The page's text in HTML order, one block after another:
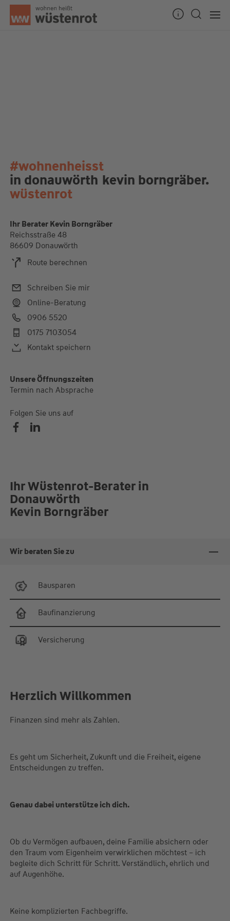
#wohnenheisst
in donauwörth kevin borngräber.
wüstenrot
Ihr Berater Kevin Borngräber
Reichsstraße 48
86609 Donauwörth
Route berechnen
Schreiben Sie mir
Online-Beratung
0906 5520
0175 7103054
Kontakt speichern
Alle Öffnungszeiten
Termin nach Absprache
Unsere Öffnungszeiten
Termin nach Absprache
Folgen Sie uns auf
Ihr Wüstenrot-Berater in
Donauwörth
Kevin Borngräber
Wir beraten Sie zu
Bausparen
Baufinanzierung
Versicherung
Herzlich Willkommen
Finanzen sind mehr als Zahlen.
Es geht um Sicherheit, Zukunft und die Freiheit, eigene
Entscheidungen zu treffen.
Genau dabei unterstütze ich dich.
Ob du Vermögen aufbauen, deine Familie absichern oder
den Traum vom Eigenheim verwirklichen möchtest – ich
begleite dich Schritt für Schritt. Verständlich, ehrlich und
auf Augenhöhe.
Keine komplizierten Fachbegriffe.